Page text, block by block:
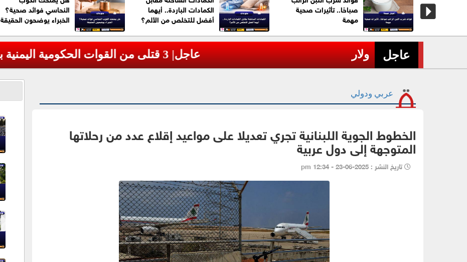
صباحًا.. تأثيرات صحية
مهمة
الكمادات الباردة.. أيهما
أفضل للتخلص من الألم؟
النحاسي فوائد صحية؟
الخبراء يوضحون الحقيقة
عاجل عاجل| 3 قتلى من القوات الحكومية اليمنية بهجوم جديد للحوثيين
عربي ودولي
الخطوط الجوية اللبنانية تجري تعديلا على مواعيد إقلاع عدد من رحلاتها
المتوجهة إلى دول عربية
تاريخ النشر : 2025-06-23 - 12:34 pm